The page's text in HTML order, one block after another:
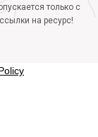
только с
на ресурс!